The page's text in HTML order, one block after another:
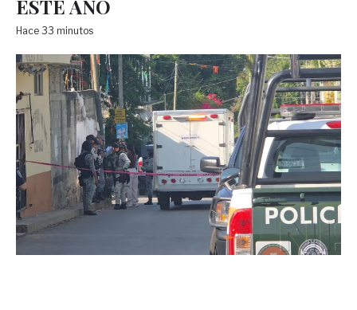
ESTE AÑO
Hace 33 minutos